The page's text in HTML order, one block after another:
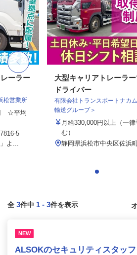
ーラー
松営業所
☆平均
5
よ...
大型キャリアトレーラ
ドライバー
有限会社トランスポートナカ
輸送グループ＞
月給330,000円以上（一律
む）
静岡県浜松市中央区佐浜
全 3件中 1 - 3件を表示
NEW
ALSOKのセキュリティスタッフ